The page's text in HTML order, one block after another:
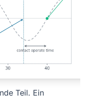
Teil. Ein